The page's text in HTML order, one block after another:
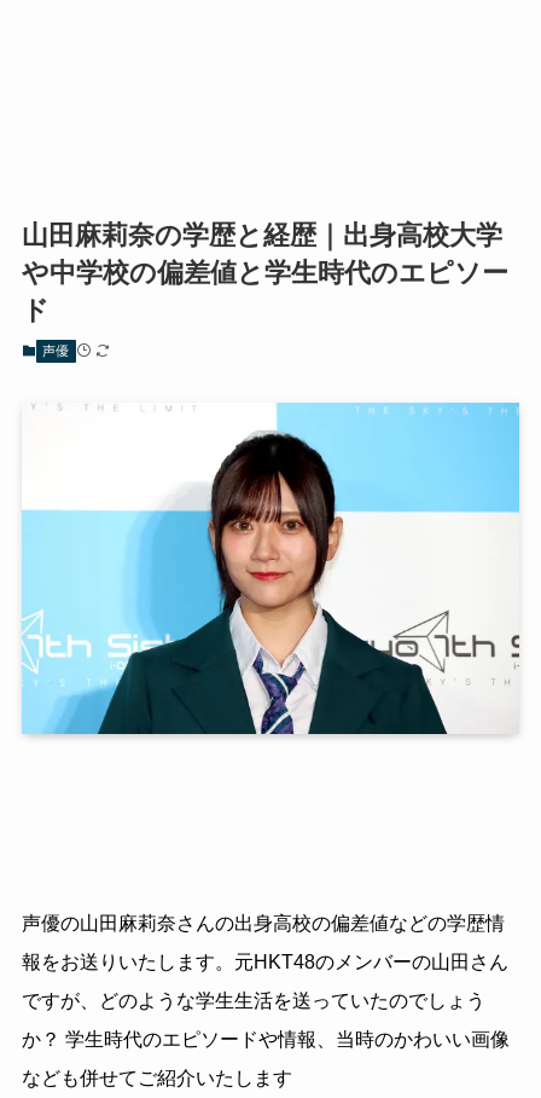
山田麻莉奈の学歴と経歴｜出身高校大学
や中学校の偏差値と学生時代のエピソー
ド
声優
声優の山田麻莉奈さんの出身高校の偏差値などの学歴情
報をお送りいたします。元HKT48のメンバーの山田さん
ですが、どのような学生生活を送っていたのでしょう
か？ 学生時代のエピソードや情報、当時のかわいい画像
なども併せてご紹介いたします